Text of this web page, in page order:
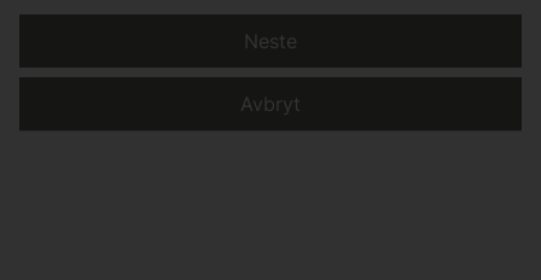
Avbryt
Neste